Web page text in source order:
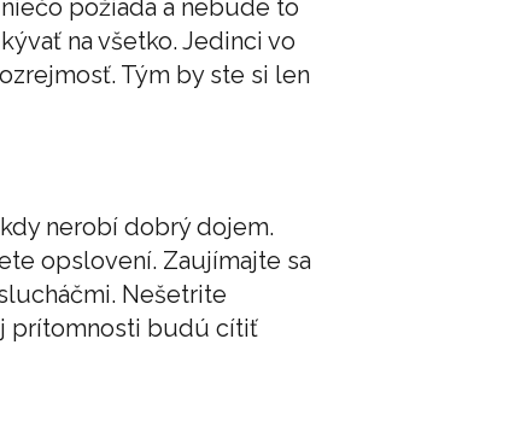
požiada a nebude to
na všetko. Jedinci vo
Tým by ste si len
nerobí dobrý dojem.
opslovení. Zaujímajte sa
Nešetrite
prítomnosti budú cítiť